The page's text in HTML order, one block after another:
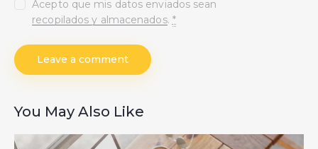
Acepto que mis datos enviados sean
recopilados y almacenados. *
You May Also Like